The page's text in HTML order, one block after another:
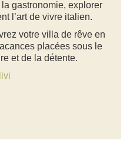
gastronomie, explorer
l’art de vivre italien.
votre villa de rêve en
placées sous le
et de la détente.